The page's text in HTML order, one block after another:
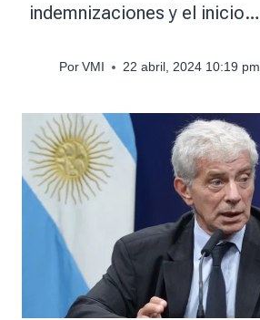
indemnizaciones y el inicio…
Por VMI 22 abril, 2024 10:19 pm